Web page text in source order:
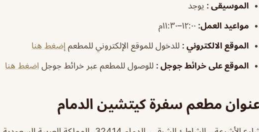
الموسيقى : يوجد
مواعيد العمل: ١٢:٠٠–١١:٣٠م
الموقع الالكتروني : للدخول للموقع الإلكتروني للمطعم إضغط هنا
الموقع على خرائط جوجل : للوصول للمطعم عبر خرائط جوجل اضغط هنا
مطعم سفرة كيتشين الدمام